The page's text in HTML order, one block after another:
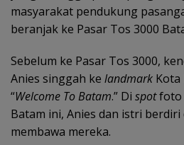
masyarakat pendukung
beranjak ke Pasar Tos 3000
Sebelum ke Pasar Tos 3000,
Anies singgah ke landmark Kota
“Welcome To Batam.” Di spotfoto
Batam ini, Anies dan istri berdiri
membawa mereka.